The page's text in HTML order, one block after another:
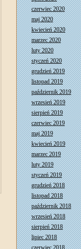
czerwiec 2020
maj 2020
kwiecień 2020
marzec 2020
luty 2020
styczeń 2020
grudzień 2019
listopad 2019
październik 2019
wrzesień 2019
sierpień 2019
czerwiec 2019
maj 2019
kwiecień 2019
marzec 2019
luty 2019
styczeń 2019
grudzień 2018
listopad 2018
październik 2018
wrzesień 2018
sierpień 2018
lipiec 2018
czerwiec 2018